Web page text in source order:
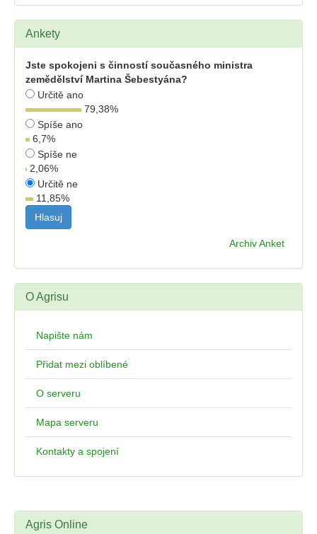
Ankety
Jste spokojeni s činností současného ministra
zemědělství Martina Šebestyána?
Určitě ano
79,38%
Spíše ano
6,7%
Spíše ne
2,06%
Určitě ne
11,85%
Archiv Anket
O Agrisu
Napište nám
Přidat mezi oblíbené
O serveru
Mapa serveru
Kontakty a spojení
Agris Online